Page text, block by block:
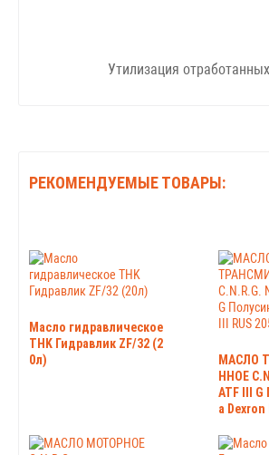
Утилизация
РЕКОМЕНДУЕМЫЕ ТОВАРЫ:
Масло гидравлическое
THK Гидравлик ZF/32 (2
0л)
МАСЛО
ННОЕ
ATF III
а Dexron